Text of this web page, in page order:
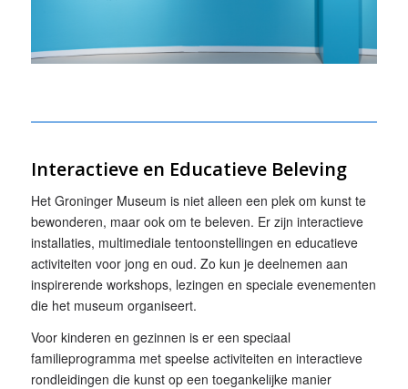
Interactieve en Educatieve Beleving
Het Groninger Museum is niet alleen een plek om kunst te
bewonderen, maar ook om te beleven. Er zijn interactieve
installaties, multimediale tentoonstellingen en educatieve
activiteiten voor jong en oud. Zo kun je deelnemen aan
inspirerende workshops, lezingen en speciale evenementen
die het museum organiseert.
Voor kinderen en gezinnen is er een speciaal
familieprogramma met speelse activiteiten en interactieve
rondleidingen die kunst op een toegankelijke manier